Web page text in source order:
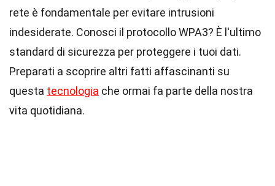
rete è fondamentale per evitare intrusioni
indesiderate. Conosci il protocollo WPA3? È l'ultimo
standard di sicurezza per proteggere i tuoi dati.
Preparati a scoprire altri fatti affascinanti su
questa tecnologia che ormai fa parte della nostra
vita quotidiana.